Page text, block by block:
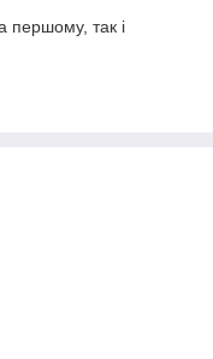
першому, так і